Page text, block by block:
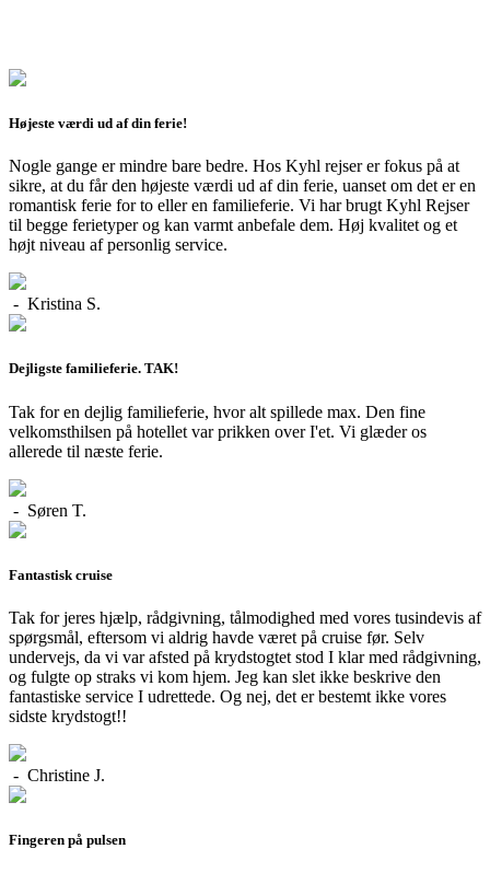
Højeste værdi ud af din ferie!
Nogle gange er mindre bare bedre. Hos Kyhl rejser er fokus på at
sikre, at du får den højeste værdi ud af din ferie, uanset om det er en
romantisk ferie for to eller en familieferie. Vi har brugt Kyhl Rejser
til begge ferietyper og kan varmt anbefale dem. Høj kvalitet og et
højt niveau af personlig service.
- Kristina S.
Dejligste familieferie. TAK!
Tak for en dejlig familieferie, hvor alt spillede max. Den fine
velkomsthilsen på hotellet var prikken over I'et. Vi glæder os
allerede til næste ferie.
- Søren T.
Fantastisk cruise
Tak for jeres hjælp, rådgivning, tålmodighed med vores tusindevis af
spørgsmål, eftersom vi aldrig havde været på cruise før. Selv
undervejs, da vi var afsted på krydstogtet stod I klar med rådgivning,
og fulgte op straks vi kom hjem. Jeg kan slet ikke beskrive den
fantastiske service I udrettede. Og nej, det er bestemt ikke vores
sidste krydstogt!!
- Christine J.
Fingeren på pulsen